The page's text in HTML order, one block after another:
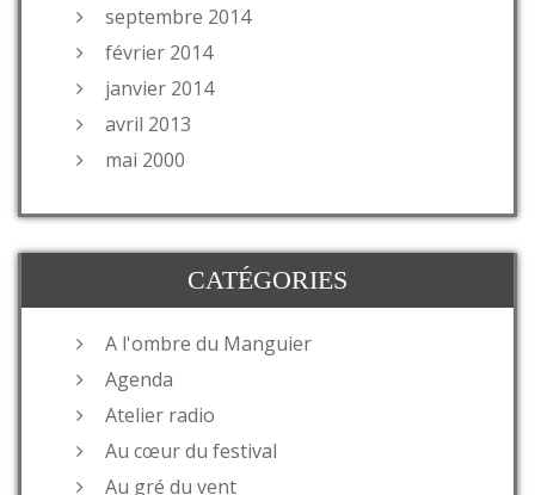
septembre 2014
février 2014
janvier 2014
avril 2013
mai 2000
CATÉGORIES
A l'ombre du Manguier
Agenda
Atelier radio
Au cœur du festival
Au gré du vent